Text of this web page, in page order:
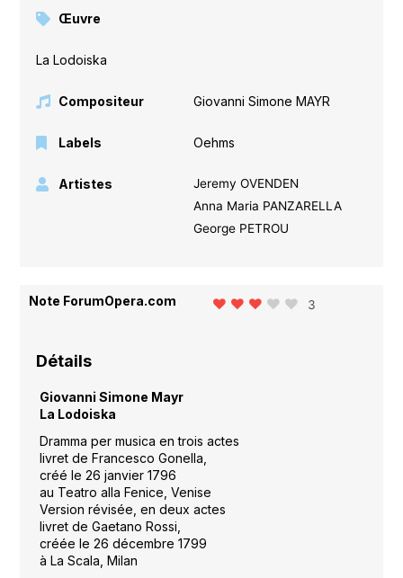
Œuvre
La Lodoiska
Compositeur Giovanni Simone MAYR
Labels Oehms
Artistes
Jeremy OVENDEN
Anna Maria PANZARELLA
George PETROU
Note ForumOpera.com 3
Détails
Giovanni Simone Mayr
La Lodoiska
Dramma per musica en trois actes
livret de Francesco Gonella,
créé le 26 janvier 1796
au Teatro alla Fenice, Venise
Version révisée, en deux actes
livret de Gaetano Rossi,
créée le 26 décembre 1799
à La Scala, Milan